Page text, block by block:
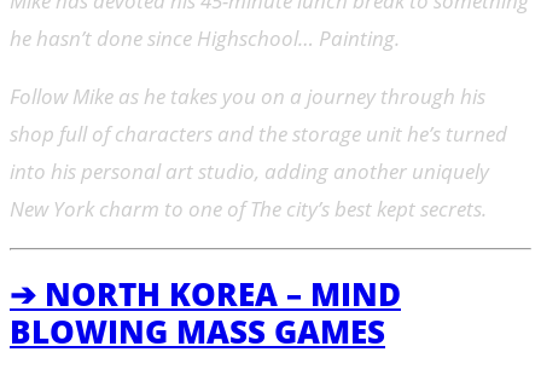
he hasn’t done since Highschool… Painting.
Follow Mike as he takes you on a journey through his
shop full of characters and the storage unit he’s turned
into his personal art studio, adding another uniquely
New York charm to one of The city’s best kept secrets.
➔ NORTH KOREA – MIND
BLOWING MASS GAMES